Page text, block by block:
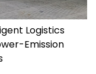
Logistics
Emission